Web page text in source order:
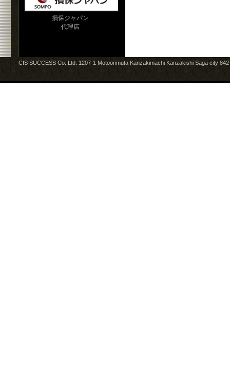
損保ジャパン
代理店
CIS SUCCESS Co.,Ltd. 1207-1 Motoorimuta Kanzakimachi Kanzakishi Saga city